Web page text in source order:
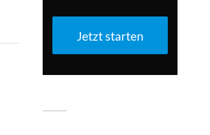
Jetzt starten